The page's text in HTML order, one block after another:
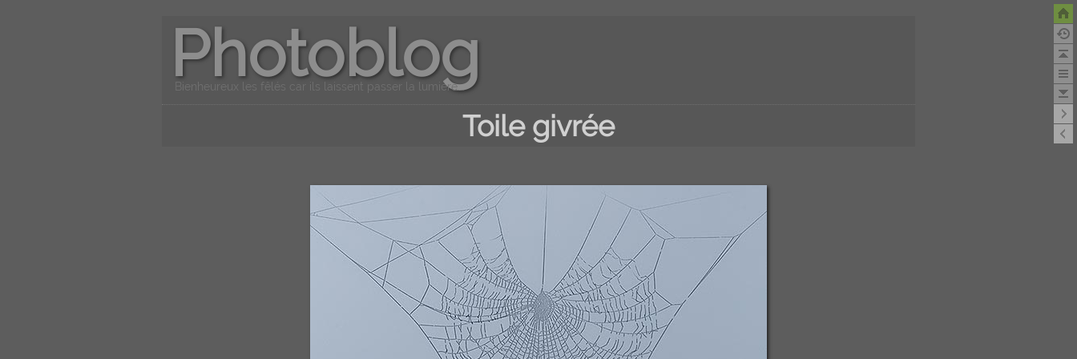
Photoblog
Bienheureux les fêlés car ils laissent passer la lumière...
Toile givrée